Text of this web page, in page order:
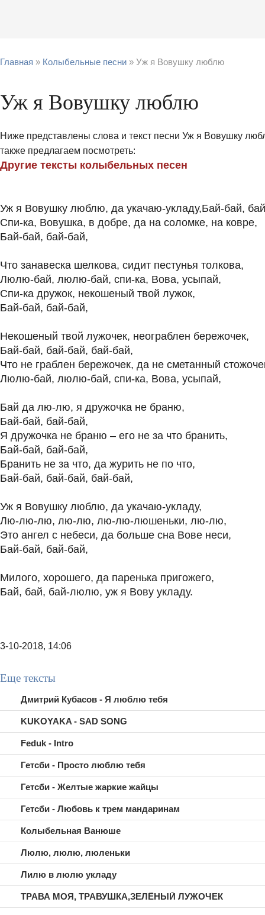
Главная » Колыбельные песни » Уж я Вовушку люблю
Уж я Вовушку люблю
Ниже представлены слова и текст песни Уж я Вовушку
также предлагаем посмотреть:
Другие тексты колыбельных песен
Уж я Вовушку люблю, да укачаю-укладу,Бай-бай,
Спи-ка, Вовушка, в добре, да на соломке, на ковре,
Бай-бай, бай-бай,
Что занавеска шелкова, сидит пестунья толкова,
Люлю-бай, люлю-бай, спи-ка, Вова, усыпай,
Спи-ка дружок, некошеный твой лужок,
Бай-бай, бай-бай,
Некошеный твой лужочек, неограблен бережочек,
Бай-бай, бай-бай, бай-бай,
Что не граблен бережочек, да не сметанный
Люлю-бай, люлю-бай, спи-ка, Вова, усыпай,
Бай да лю-лю, я дружочка не браню,
Бай-бай, бай-бай,
Я дружочка не браню – его не за что бранить,
Бай-бай, бай-бай,
Бранить не за что, да журить не по что,
Бай-бай, бай-бай, бай-бай,
Уж я Вовушку люблю, да укачаю-укладу,
Лю-лю-лю, лю-лю, лю-лю-люшеньки, лю-лю,
Это ангел с небеси, да больше сна Вове неси,
Бай-бай, бай-бай,
Милого, хорошего, да паренька пригожего,
Бай, бай, бай-люлю, уж я Вову укладу.
3-10-2018, 14:06
Еще тексты
Дмитрий Кубасов - Я люблю тебя
KUKOYAKA - SAD SONG
Feduk - Intro
Гетсби - Просто люблю тебя
Гетсби - Желтые жаркие жайцы
Гетсби - Любовь к трем мандаринам
Колыбельная Ванюше
Люлю, люлю, люленьки
Лилю в люлю укладу
ТРАВА МОЯ, ТРАВУШКА,ЗЕЛЁНЫЙ ЛУЖОЧЕК